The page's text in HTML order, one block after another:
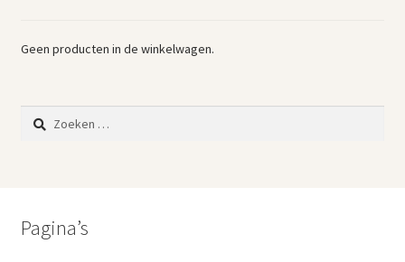
Geen producten in de winkelwagen.
Zoeken
naar:
Pagina’s